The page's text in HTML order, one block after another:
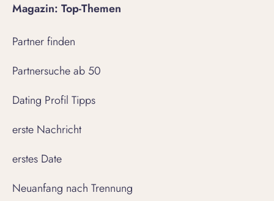
Magazin: Top-Themen
Partner finden
Partnersuche ab 50
Dating Profil Tipps
erste Nachricht
erstes Date
Neuanfang nach Trennung